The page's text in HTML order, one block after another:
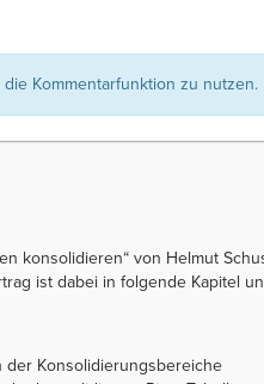
Kommentarfunktion zu nutzen.
konsolidieren“ von Helmut
ist dabei in folgende Kapitel
Konsolidierungsbereiche